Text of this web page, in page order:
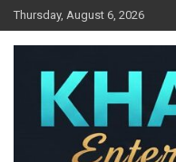
Skip
to
content
Thursday, August 6, 2026